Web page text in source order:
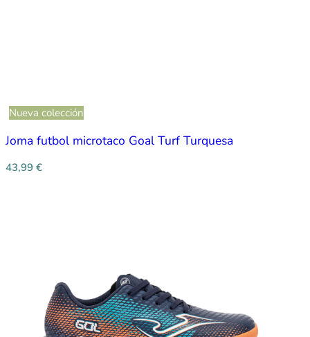
Nueva colección
Joma futbol microtaco Goal Turf Turquesa
43,99 €